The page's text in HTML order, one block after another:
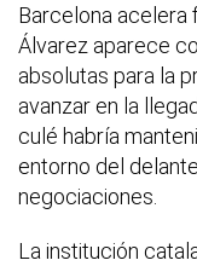
Barcelona acelera
Álvarez aparece
absolutas para la
avanzar en la
culé habría
entorno del
negociaciones.
La institución